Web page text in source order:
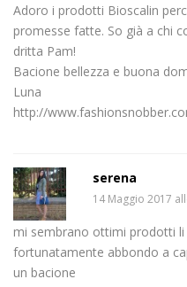
Adoro i prodotti Bioscalin
promesse fatte. So già a chi
dritta Pam!
Bacione bellezza e buona
Luna
http://
serena
14 Maggio 2017
mi sembrano ottimi prodotti
fortunatamente abbondo a
un bacione